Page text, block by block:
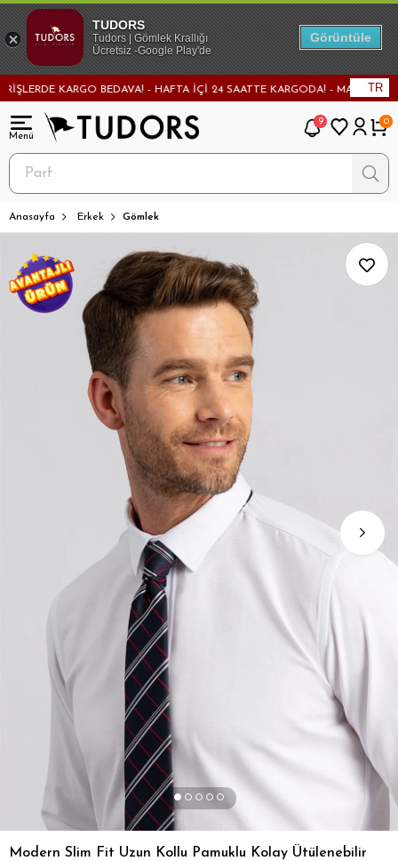
KARGO BEDAVA! - HAFTA İÇİ 24 SAATTE KARGODA! - MAĞAZADANTR
9 0
Anasayfa Erkek Gömlek
Modern Slim Fit Uzun Kollu Pamuklu Kolay Ütülenebilir
TUDORS
Tudors | Gömlek Krallığı
Ücretsiz -Google Play'de
Görüntüle